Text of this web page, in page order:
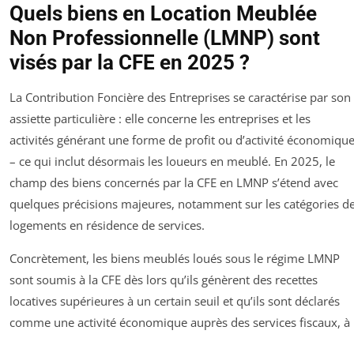
Quels biens en Location Meublée
Non Professionnelle (LMNP) sont
visés par la CFE en 2025 ?
La Contribution Foncière des Entreprises se caractérise par son
assiette particulière : elle concerne les entreprises et les
activités générant une forme de profit ou d’activité économique
– ce qui inclut désormais les loueurs en meublé. En 2025, le
champ des biens concernés par la CFE en LMNP s’étend avec
quelques précisions majeures, notamment sur les catégories
logements en résidence de services.
Concrètement, les biens meublés loués sous le régime LMNP
sont soumis à la CFE dès lors qu’ils génèrent des recettes
locatives supérieures à un certain seuil et qu’ils sont déclarés
comme une activité économique auprès des services fiscaux, à